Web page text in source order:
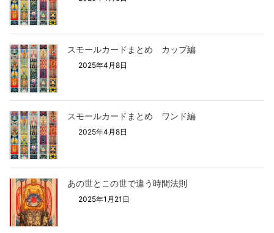
スモールカードまとめ カップ編
2025年4月8日
スモールカードまとめ ワンド編
2025年4月8日
あの世とこの世で違う時間法則
2025年1月21日